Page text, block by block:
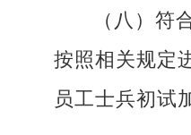
（八）
按照相关规定
员工士兵初试